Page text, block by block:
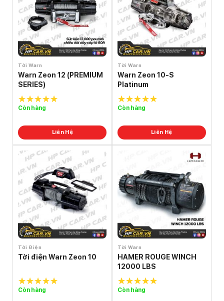
Tời Warn
Warn Zeon 12 (PREMIUM
SERIES)
5.0out of
Còn hàng
Liên Hệ
Tời Warn
Warn Zeon 10-S
Platinum
5.0out of
Còn hàng
Liên Hệ
Tời Điện
Tời điện Warn Zeon 10
5.0out of
Còn hàng
Tời Warn
HAMER ROUGE WINCH
12000 LBS
5.0out of
Còn hàng